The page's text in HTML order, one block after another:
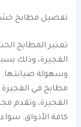
تفصيل مطابخ
تعتبر المطابخ
الفجيرة، وذلك
وسهولة صيانتها.
مطابخ في
الفجيرة، وتقدم
كافة الأذواق.